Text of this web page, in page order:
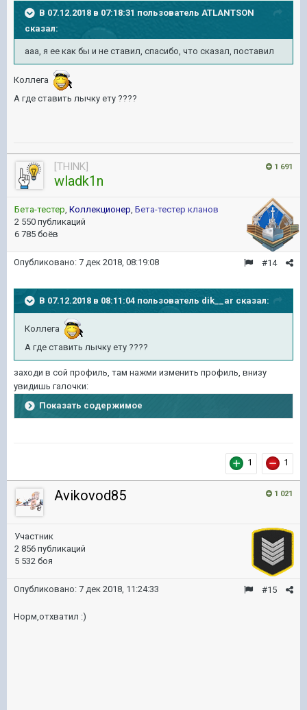
В 07.12.2018 в 07:18:31 пользователь ATLANTSON
сказал:
ааа, я ее как бы и не ставил, спасибо, что сказал, поставил
Коллега
А где ставить лычку ету ????
1 691
[THINK]
wladk1n
Бета-тестер, Коллекционер, Бета-тестер кланов
2 550 публикаций
6 785 боёв
#14
Опубликовано: 7 дек 2018, 08:19:08
В 07.12.2018 в 08:11:04 пользователь dik__ar сказал:
Коллега
А где ставить лычку ету ????
заходи в сой профиль, там нажми изменить профиль, внизу
увидишь галочки:
Показать содержимое
1 1
1 021
Avikovod85
Участник
2 856 публикаций
5 532 боя
#15
Опубликовано: 7 дек 2018, 11:24:33
Норм,отхватил :)